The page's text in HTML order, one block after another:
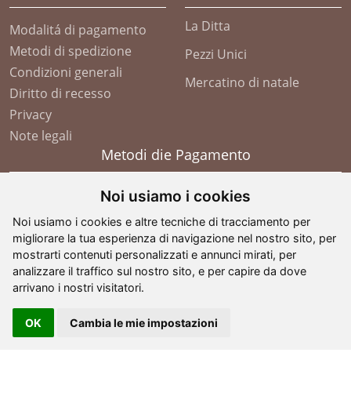
Noi usiamo i cookies
Noi usiamo i cookies e altre tecniche di tracciamento per
migliorare la tua esperienza di navigazione nel nostro sito, per
mostrarti contenuti personalizzati e annunci mirati, per
analizzare il traffico sul nostro sito, e per capire da dove
arrivano i nostri visitatori.
OK Cambia le mie impostazioni
Modalitá di pagamento
Metodi di spedizione
Condizioni generali
Diritto di recesso
Privacy
Note legali
La Ditta
Pezzi Unici
Mercatino di natale
Metodi die Pagamento